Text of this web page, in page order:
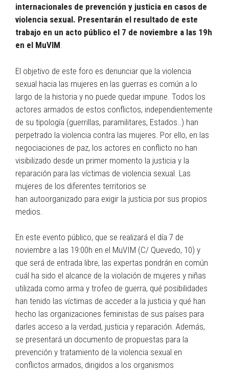
internacionales de prevención y justicia en casos de
violencia sexual. Presentarán el resultado de este
trabajo en un acto público el 7 de noviembre a las 19h
en el MuVIM.
El objetivo de este foro es denunciar que la violencia
sexual hacia las mujeres en las guerras es común a lo
largo de la historia y no puede quedar impune. Todos los
actores armados de estos conflictos, independientemente
de su tipología (guerrillas, paramilitares, Estados..) han
perpetrado la violencia contra las mujeres. Por ello, en las
negociaciones de paz, los actores en conflicto no han
visibilizado desde un primer momento la justicia y la
reparación para las víctimas de violencia sexual. Las
mujeres de los diferentes territorios se
han autoorganizado para exigir la justicia por sus propios
medios.
En este evento público, que se realizará el día 7 de
noviembre a las 19:00h en el MuVIM (C/ Quevedo, 10) y
que será de entrada libre, las expertas pondrán en común
cuál ha sido el alcance de la violación de mujeres y niñas
utilizada como arma y trofeo de guerra, qué posibilidades
han tenido las víctimas de acceder a la justicia y qué han
hecho las organizaciones feministas de sus países para
darles acceso a la verdad, justicia y reparación. Además,
se presentará un documento de propuestas para la
prevención y tratamiento de la violencia sexual en
conflictos armados, dirigidos a los organismos